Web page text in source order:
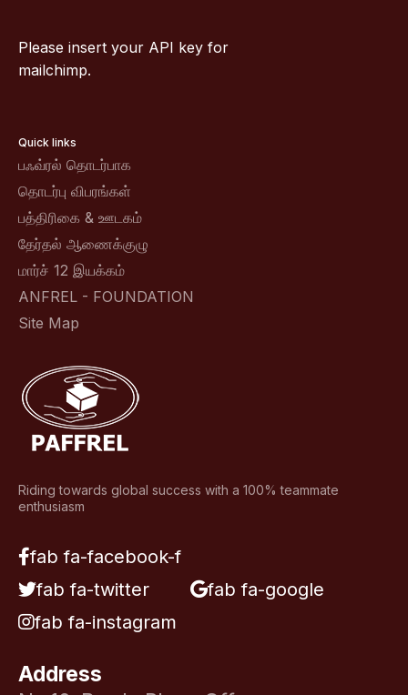
Please insert your API key for
mailchimp.
Quick links
பஃவ்ரல் தொடர்பாக
தொடர்பு விபரங்கள்
பத்திரிகை & ஊடகம்
தேர்தல் ஆணைக்குழு
மார்ச் 12 இயக்கம்
ANFREL - FOUNDATION
Site Map
Riding towards global success with a 100% teammate
enthusiasm
fab fa-facebook-f
fab fa-twitter
fab fa-google
fab fa-instagram
Address